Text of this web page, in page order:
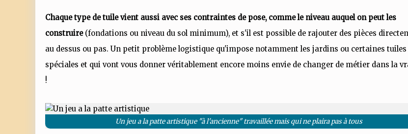
Chaque type de tuile vient aussi avec ses contraintes de pose, comme le niveau auquel on peut les
construire(fondations ou niveau du sol minimum), et s'il est possible de rajouter des pièces
au dessus ou pas. Un petit problème logistique qu'impose notamment les jardins ou certaines tuiles
spéciales et qui vont vous donner véritablement encore moins envie de changer de métier dans la
!
Un jeu a la patte artistique "à l'ancienne" travaillée mais qui ne plaira pas à tous